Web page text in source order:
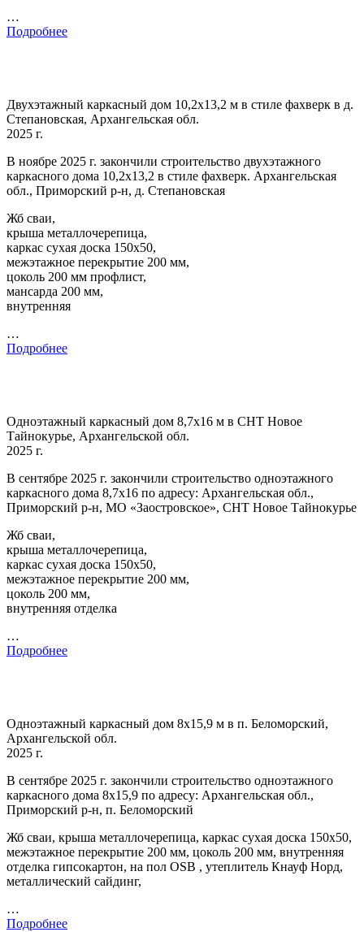
…
Подробнее
Двухэтажный каркасный дом 10,2х13,2 м в стиле фахверк в д.
Степановская, Архангельская обл.
2025 г.
В ноябре 2025 г. закончили строительство двухэтажного
каркасного дома 10,2х13,2 в стиле фахверк. Архангельская
обл., Приморский р-н, д. Степановская
Жб сваи,
крыша металлочерепица,
каркас сухая доска 150х50,
межэтажное перекрытие 200 мм,
цоколь 200 мм профлист,
мансарда 200 мм,
внутренняя
…
Подробнее
Одноэтажный каркасный дом 8,7х16 м в СНТ Новое
Тайнокурье, Архангельской обл.
2025 г.
В сентябре 2025 г. закончили строительство одноэтажного
каркасного дома 8,7х16 по адресу: Архангельская обл.,
Приморский р-н, МО «Заостровское», СНТ Новое Тайнокурье
Жб сваи,
крыша металлочерепица,
каркас сухая доска 150х50,
межэтажное перекрытие 200 мм,
цоколь 200 мм,
внутренняя отделка
…
Подробнее
Одноэтажный каркасный дом 8х15,9 м в п. Беломорский,
Архангельской обл.
2025 г.
В сентябре 2025 г. закончили строительство одноэтажного
каркасного дома 8х15,9 по адресу: Архангельская обл.,
Приморский р-н, п. Беломорский
Жб сваи, крыша металлочерепица, каркас сухая доска 150х50,
межэтажное перекрытие 200 мм, цоколь 200 мм, внутренняя
отделка гипсокартон, на пол OSB , утеплитель Кнауф Норд,
металлический сайдинг,
…
Подробнее